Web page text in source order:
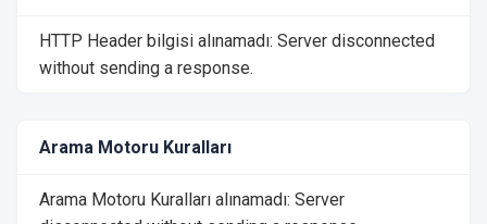
HTTP Header bilgisi alınamadı: Server disconnected
without sending a response.
Arama Motoru Kuralları
Arama Motoru Kuralları alınamadı: Server